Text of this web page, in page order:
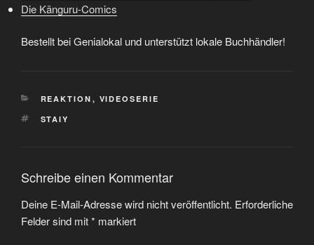
Die Känguru-Comics
Bestellt bei Genialokal und unterstützt lokale Buchhändler!
KATEGORIEN
REAKTION , VIDEOSERIE
SCHLAGWÖRTER
STAIY
Schreibe einen Kommentar
Deine E-Mail-Adresse wird nicht veröffentlicht. Erforderliche
Felder sind mit* markiert